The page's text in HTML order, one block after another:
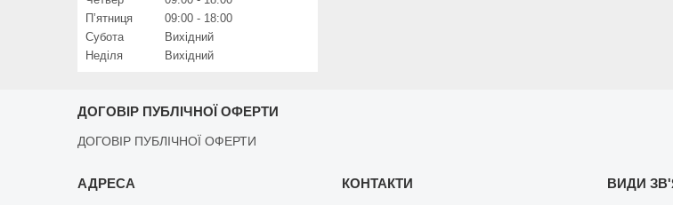
Пʼятниця
09:00
18:00
Субота
Вихідний
Неділя
Вихідний
ДОГОВІР ПУБЛІЧНОЇ ОФЕРТИ
ДОГОВІР ПУБЛІЧНОЇ ОФЕРТИ